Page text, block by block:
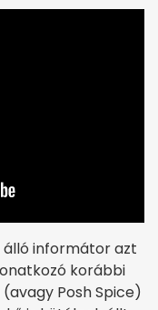
álló informátor azt
korábbi
Posh Spice)